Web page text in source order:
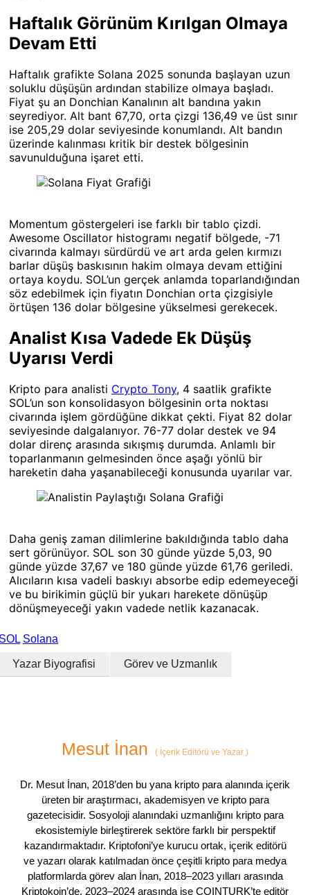
Haftalık Görünüm Kırılgan Olmaya
Devam Etti
Haftalık grafikte Solana 2025 sonunda başlayan uzun
soluklu düşüşün ardından stabilize olmaya başladı.
Fiyat şu an Donchian Kanalının alt bandına yakın
seyrediyor. Alt bant 67,70, orta çizgi 136,49 ve üst sınır
ise 205,29 dolar seviyesinde konumlandı. Alt bandın
üzerinde kalınması kritik bir destek bölgesinin
savunulduğuna işaret etti.
Momentum göstergeleri ise farklı bir tablo çizdi.
Awesome Oscillator histogramı negatif bölgede, -71
civarında kalmayı sürdürdü ve art arda gelen kırmızı
barlar düşüş baskısının hakim olmaya devam ettiğini
ortaya koydu. SOL’un gerçek anlamda toparlandığından
söz edebilmek için fiyatın Donchian orta çizgisiyle
örtüşen 136 dolar bölgesine yükselmesi gerekecek.
Analist Kısa Vadede Ek Düşüş
Uyarısı Verdi
Kripto para analisti Crypto Tony, 4 saatlik grafikte
SOL’un son konsolidasyon bölgesinin orta noktası
civarında işlem gördüğüne dikkat çekti. Fiyat 82 dolar
seviyesinde dalgalanıyor. 76-77 dolar destek ve 94
dolar direnç arasında sıkışmış durumda. Anlamlı bir
toparlanmanın gelmesinden önce aşağı yönlü bir
hareketin daha yaşanabileceği konusunda uyarılar var.
Daha geniş zaman dilimlerine bakıldığında tablo daha
sert görünüyor. SOL son 30 günde yüzde 5,03, 90
günde yüzde 37,67 ve 180 günde yüzde 61,76 geriledi.
Alıcıların kısa vadeli baskıyı absorbe edip edemeyeceği
ve bu birikimin güçlü bir yukarı harekete dönüşüp
dönüşmeyeceği yakın vadede netlik kazanacak.
Solana
Yazar Biyografisi Görev ve Uzmanlık
Mesut İnan ( İçerik Editörü ve Yazar )
Dr. Mesut İnan, 2018’den bu yana kripto para alanında içerik
üreten bir araştırmacı, akademisyen ve kripto para
gazetecisidir. Sosyoloji alanındaki uzmanlığını kripto para
ekosistemiyle birleştirerek sektöre farklı bir perspektif
kazandırmaktadır. Kriptofoni’ye kurucu ortak, içerik editörü
ve yazarı olarak katılmadan önce çeşitli kripto para medya
platformlarda görev alan İnan, 2018–2023 yılları arasında
Kriptokoin’de, 2023–2024 arasında ise COINTURK’te editör